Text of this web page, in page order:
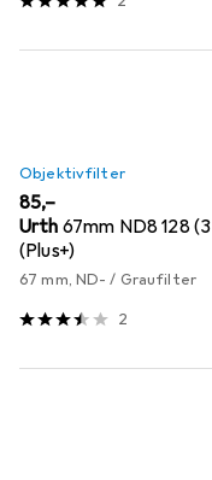
Objektivfilter
EUR
85,–
Urth 67mm ND8 128
(Plus+)
67 mm, ND- / Graufilter
2